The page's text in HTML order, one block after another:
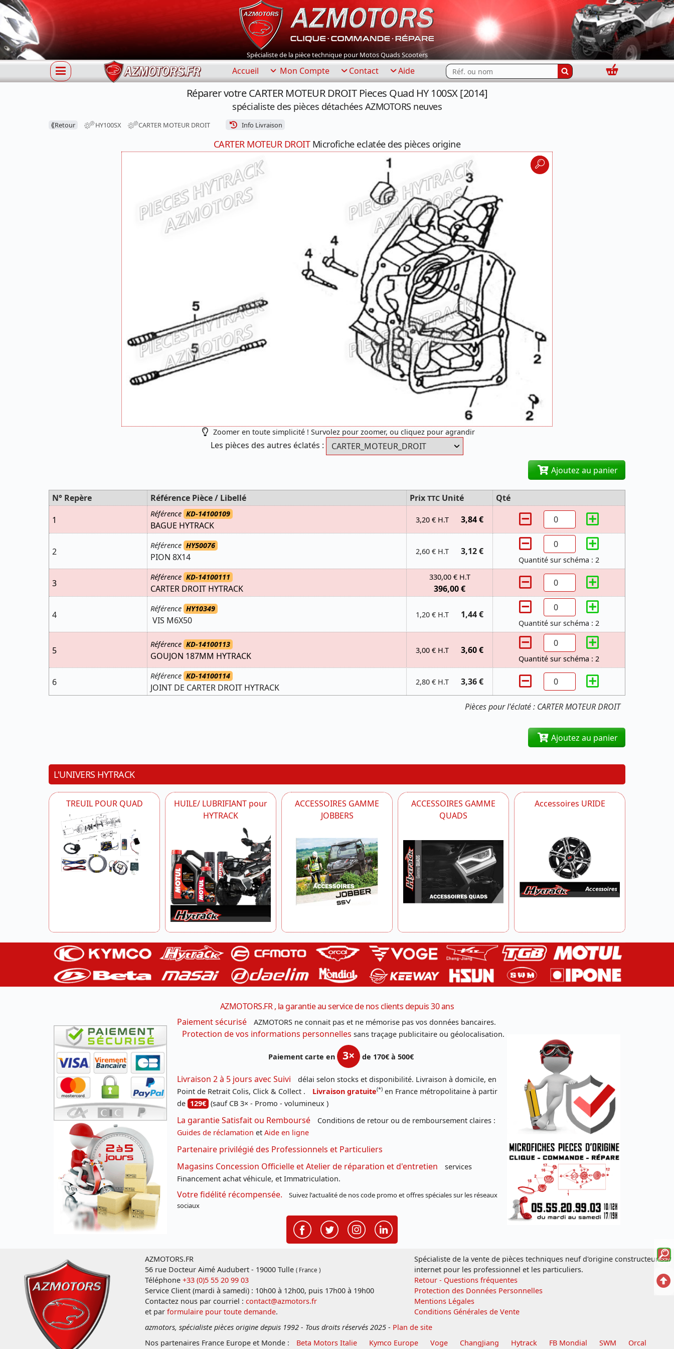
Spécialiste de la pièce technique pour Motos Quads Scooters
Accueil Mon Compte Contact Aide Rechercher...
Panier
Réparer votre CARTER MOTEUR DROIT Pieces Quad HY 100SX [2014]
spécialiste des pièces détachées AZMOTORS neuves
⟪Retour HY100SX CARTER MOTEUR DROIT Info Livraison
CARTER MOTEUR DROITMicrofiche eclatée des pièces origine
Zoomer en toute simplicité ! Survolez pour zoomer, ou cliquez pour agrandir
Les pièces des autres éclatés :
Ajoutez au panier
Pièces pour l'éclaté : CARTER MOTEUR DROIT
N° Repère Référence Pièce / Libellé Prix TTC Unité
Qté
1
Référence KD-14100109
BAGUE HYTRACK
3,20 € H.T 3,84 €
2
Référence HY50076
PION 8X14
2,60 € H.T 3,12 €
Quantité sur schéma : 2
3
Référence KD-14100111
CARTER DROIT HYTRACK
330,00 € H.T
396,00 €
4
Référence HY10349
VIS M6X50
1,20 € H.T 1,44 €
Quantité sur schéma : 2
5
Référence KD-14100113
GOUJON 187MM HYTRACK
3,00 € H.T 3,60 €
Quantité sur schéma : 2
6
Référence KD-14100114
JOINT DE CARTER DROIT HYTRACK
2,80 € H.T 3,36 €
Ajoutez au panier
L'UNIVERS HYTRACK
TREUIL POUR QUAD
HUILE/ LUBRIFIANT pour
HYTRACK
ACCESSOIRES GAMME
JOBBERS
ACCESSOIRES GAMME
QUADS
Accessoires URIDE
AZMOTORS.FR , la garantie au service de nos clients depuis 30 ans
Paiement sécurisé
AZMOTORS ne connait pas et ne mémorise pas vos données bancaires.
Protection de vos informations personnelles sans traçage publicitaire ou géolocalisation.
Paiement carte en 3× de 170€ à 500€
Livraison 2 à 5 jours avec Suivi
délai selon stocks et disponibilité. Livraison à domicile, en
Point de Retrait Colis, Click & Collect .
Livraison gratuite(*) en France métropolitaine à partir
de 129€ (sauf CB 3× - Promo - volumineux )
La garantie Satisfait ou Remboursé
Conditions de retour ou de remboursement claires :
Guides de réclamation et Aide en ligne
Partenaire privilégié des Professionnels et Particuliers
Magasins Concession Officielle et Atelier de réparation et d'entretien
services
Financement achat véhicule, et Immatriculation.
Votre fidélité récompensée.
Suivez l'actualité de nos code promo et offres spéciales sur les réseaux
sociaux
AZMOTORS.FR
56 rue Docteur Aimé Audubert - 19000 Tulle ( France )
Téléphone +33 (0)5 55 20 99 03
Service Client (mardi à samedi) : 10h00 à 12h00, puis 17h00 à 19h00
Contactez nous par courriel : contact@azmotors.fr
et par formulaire pour toute demande.
Spécialiste de la vente de pièces techniques neuf d'origine constructeur sur
internet pour les professionnel et les particuliers.
Retour - Questions fréquentes
Protection des Données Personnelles
Mentions Légales
Conditions Générales de Vente
azmotors, spécialiste pièces origine depuis 1992 - Tous droits réservés 2025- Plan de site
Nos partenaires France Europe et Monde :
Beta Motors Italie Kymco Europe Voge ChangJiang Hytrack FB Mondial SWM
Orcal
la